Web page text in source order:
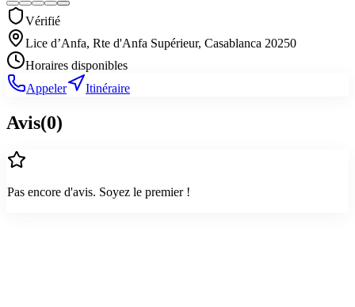
Vérifié
Lice d’Anfa, Rte d'Anfa Supérieur, Casablanca 20250
Horaires disponibles
Appeler
Itinéraire
Avis(0)
Pas encore d'avis. Soyez le premier !